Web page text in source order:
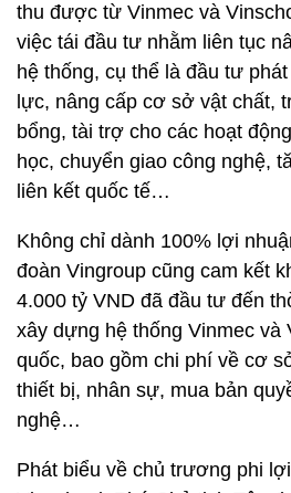
thu được từ Vinmec và
việc tái đầu tư nhằm liên tục
hệ thống, cụ thể là đầu tư
lực, nâng cấp cơ sở vật chất,
bổng, tài trợ cho các hoạt
học, chuyển giao công nghệ,
liên kết quốc tế…
Không chỉ dành 100% lợi
đoàn Vingroup cũng cam kết
4.000 tỷ VND đã đầu tư đến
xây dựng hệ thống Vinmec và
quốc, bao gồm chi phí về cơ
thiết bị, nhân sự, mua bản
nghệ…
Phát biểu về chủ trương phi